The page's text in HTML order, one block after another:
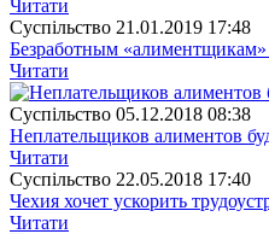
Читати
Суспiльство 21.01.2019 17:48
Безработным «алиментщикам»
Читати
Суспiльство 05.12.2018 08:38
Неплательщиков алиментов
Читати
Суспiльство 22.05.2018 17:40
Чехия хочет ускорить
Читати